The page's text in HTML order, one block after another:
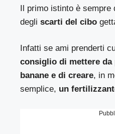
Il primo istinto è sempre
degliscarti del cibo
Infatti se ami prenderti
consiglio di mettere da
banane e di creare, in
semplice, un